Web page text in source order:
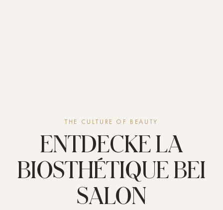
THE CULTURE OF BEAUTY
ENTDECKE LA
BIOSTHÉTIQUE BEI
SALON